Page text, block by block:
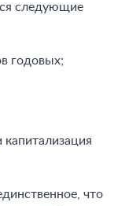
следующие
годовых;
что